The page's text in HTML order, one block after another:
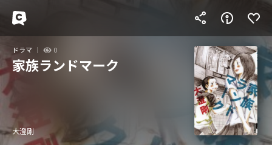
ドラマ 0
家族ランドマーク
大澄剛